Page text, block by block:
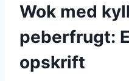
Wok med
peberfrugt:
opskrift